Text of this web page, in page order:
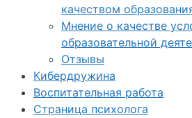
качеством
Мнение о качестве
образовательной
Отзывы
Кибердружина
Воспитательная работа
Страница психолога